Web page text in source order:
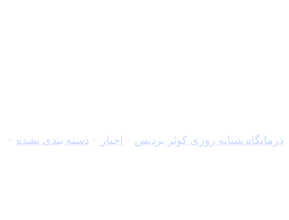
درمانگاه شبانه روزی کوثر پردیس اخبار دسته بندی نشده